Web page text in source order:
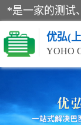
优弘(
YOHO
RECYCLASS